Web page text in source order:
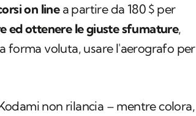
on linea partire da 180 $ per
ed ottenere le giuste sfumature,
forma voluta, usare l'aerografo per
non rilancia – mentre colora,